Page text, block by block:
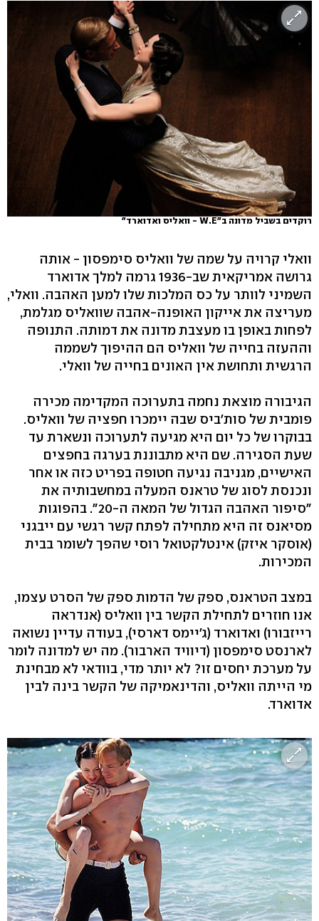
רוקדים בשביל מדונה ב"W.E - וואליס ואדוארד"
וואלי קרויה על שמה של וואליס סימפסון - אותה
גרושה אמריקאית שב-1936 גרמה למלך אדוארד
השמיני לוותר על כס המלכות שלו למען האהבה. וואלי,
מעריצה את אייקון האופנה-אהבה שוואליס מגלמת,
לפחות באופן בו מעצבת מדונה את דמותה. התנופה
וההעזה בחייה של וואליס הם ההיפוך לשממה
הרגשית ותחושת אין האונים בחייה של וואלי.
הגיבורה מוצאת נחמה בתערוכה המקדימה מכירה
פומבית של סות'ביס שבה יימכרו חפציה של וואליס.
בבוקרו של כל יום היא מגיעה לתערוכה ונשארת עד
שעת הסגירה. שם היא מתבוננת בערגה בחפצים
האישיים, מגניבה נגיעה חטופה בפריט כזה או אחר
ונכנסת לסוג של טראנס המעלה במחשבותיה את
"סיפור האהבה הגדול של המאה ה-20". בהפוגות
מסיאנס זה היא מתחילה לפתח קשר רגשי עם ייבגני
(אוסקר איזק) אינטלקטואל רוסי שהפך לשומר בבית
המכירות.
במצב הטראנס, ספק של הדמות ספק של הסרט עצמו,
אנו חוזרים לתחילת הקשר בין וואליס (אנדראה
רייזבורו) ואדוארד (ג'יימס דארסי), בעודה עדיין נשואה
לארנסט סימפסון (דיוויד הארבור). מה יש למדונה לומר
על מערכת יחסים זו? לא יותר מדי, בוודאי לא מבחינת
מי הייתה וואליס, והדינאמיקה של הקשר בינה לבין
אדוארד.